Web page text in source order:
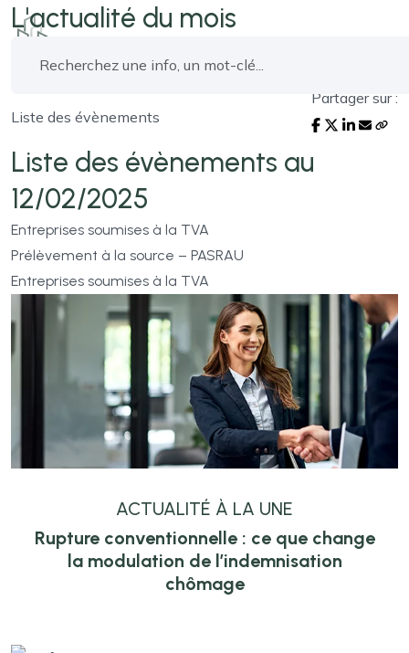
L'actualité du mois
Liste des évènements
Partager sur :
Liste des évènements au
12/02/2025
Entreprises soumises à la TVA
Prélèvement à la source – PASRAU
Entreprises soumises à la TVA
ACTUALITÉ À LA UNE
Rupture conventionnelle : ce que change
la modulation de l’indemnisation
chômage